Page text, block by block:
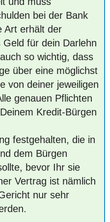
bei der Bank
Art erhält der
für dein Darlehn
so wichtig, dass
über eine möglichst
von deiner jeweiligen
genauen Pflichten
Kredit-Bürgen
festgehalten, die in
dem Bürgen
bevor Ihr sie
Vertrag ist nämlich
nur sehr